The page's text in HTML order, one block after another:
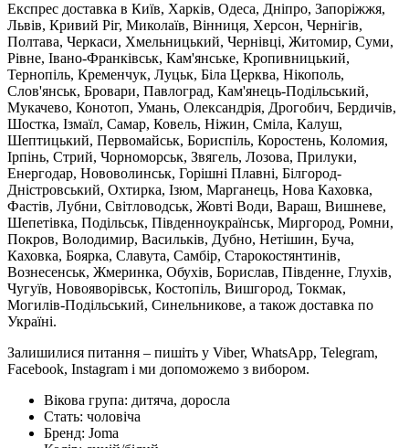
Експрес доставка в Київ, Харків, Одеса, Дніпро, Запоріжжя,
Львів, Кривий Ріг, Миколаїв, Вінниця, Херсон, Чернігів,
Полтава, Черкаси, Хмельницький, Чернівці, Житомир, Суми,
Рівне, Івано-Франківськ, Кам'янське, Кропивницький,
Тернопіль, Кременчук, Луцьк, Біла Церква, Нікополь,
Слов'янськ, Бровари, Павлоград, Кам'янець-Подільський,
Мукачево, Конотоп, Умань, Олександрія, Дрогобич, Бердичів,
Шостка, Ізмаїл, Самар, Ковель, Ніжин, Сміла, Калуш,
Шептицький, Первомайськ, Бориспіль, Коростень, Коломия,
Ірпінь, Стрий, Чорноморськ, Звягель, Лозова, Прилуки,
Енергодар, Нововолинськ, Горішні Плавні, Білгород-
Дністровський, Охтирка, Ізюм, Марганець, Нова Каховка,
Фастів, Лубни, Світловодськ, Жовті Води, Вараш, Вишневе,
Шепетівка, Подільськ, Південноукраїнськ, Миргород, Ромни,
Покров, Володимир, Васильків, Дубно, Нетішин, Буча,
Каховка, Боярка, Славута, Самбір, Старокостянтинів,
Вознесенськ, Жмеринка, Обухів, Борислав, Південне, Глухів,
Чугуїв, Новояворівськ, Костопіль, Вишгород, Токмак,
Могилів-Подільський, Синельникове, а також доставка по
Україні.
Залишилися питання – пишіть у Viber, WhatsApp, Telegram,
Facebook, Instagram і ми допоможемо з вибором.
Вікова група: дитяча, доросла
Стать: чоловіча
Бренд: Joma